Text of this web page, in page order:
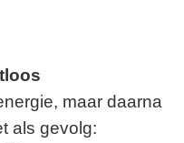
maar daarna
als gevolg: